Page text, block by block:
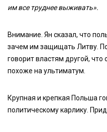
им все труднее выживать».
Внимание. Ян сказал, что
зачем им защищать Литву.
говорит властям другой,
похоже на ультиматум.
Крупная и крепкая Польша
политическому карлику.